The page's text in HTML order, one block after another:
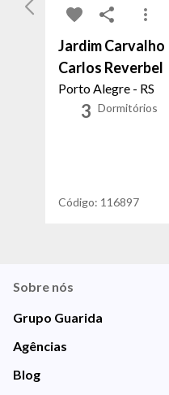
Jardim Carvalho
Carlos Reverbel
Porto Alegre - RS
3 Dormitórios
Código: 116897
Sobre nós
Grupo Guarida
Agências
Blog